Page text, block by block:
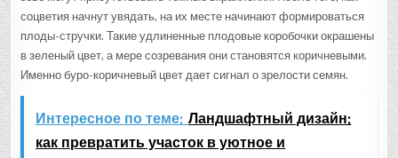
соцветия начнут увядать, на их месте начинают формироваться
плоды-стручки. Такие удлиненные плодовые коробочки окрашены
в зеленый цвет, а мере созревания они становятся коричневыми.
Именно буро-коричневый цвет дает сигнал о зрелости семян.
Интересное по теме: Ландшафтный дизайн:
как превратить участок в уютное и